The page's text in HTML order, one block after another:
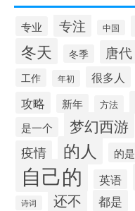
专业 专注 中国
冬天 冬季 唐代
工作 年初 很多人
攻略 新年 方法
是一个 梦幻西游
疫情 的人 的是
自己的 英语
诗词 还不 都是